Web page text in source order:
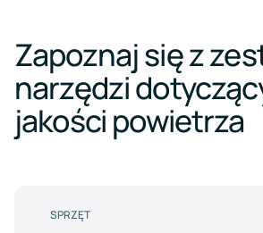
Zapoznaj się z
narzędzi
jakości powietrza
SPRZĘT